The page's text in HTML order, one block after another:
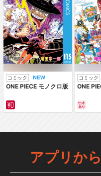
コミック
ONE PIECE モノクロ版
コミック
ONE
アプリか